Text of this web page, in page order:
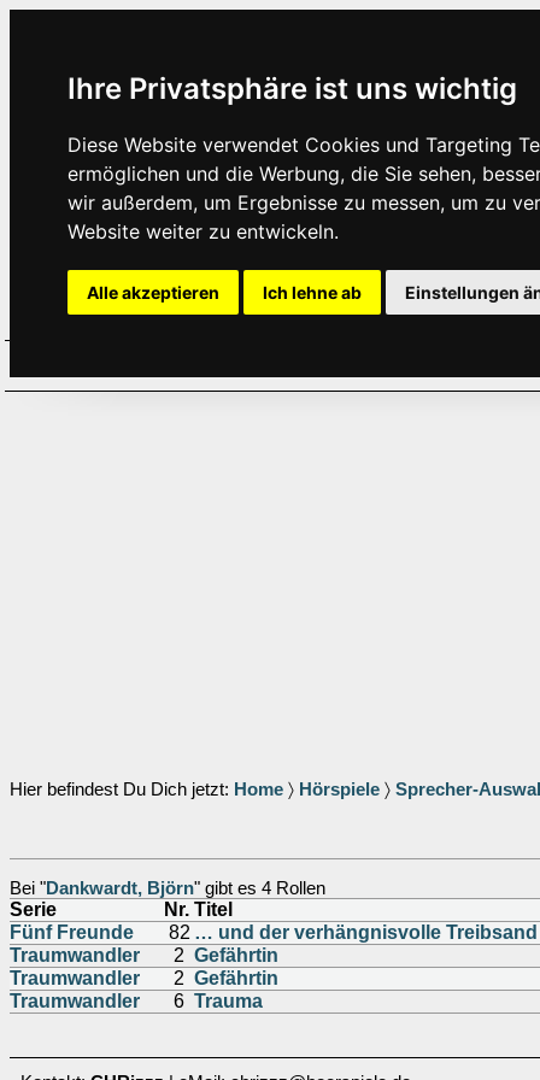
Ihre Privatsphäre ist uns wichtig
Diese Website verwendet Cookies und Targeting
ermöglichen und die Werbung, die Sie sehen,
wir außerdem, um Ergebnisse zu messen, um zu
Website weiter zu entwickeln.
Alle akzeptieren Ich lehne ab Einstellungen
Hier befindest Du Dich jetzt: Home 〉 Hörspiele 〉 Sprecher-
Bei "Dankwardt, Björn" gibt es 4 Rollen
Serie Nr. Titel
Fünf Freunde
82 … und der verhängnisvolle Treibsand
Traumwandler
2 Gefährtin
Traumwandler
2 Gefährtin
Traumwandler
6 Trauma